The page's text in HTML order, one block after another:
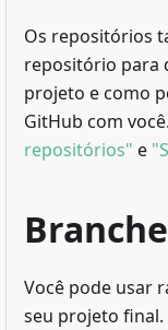
Os repositórios
repositório para
projeto e como
GitHub com
repositórios" e
Você pode usar
seu projeto final.